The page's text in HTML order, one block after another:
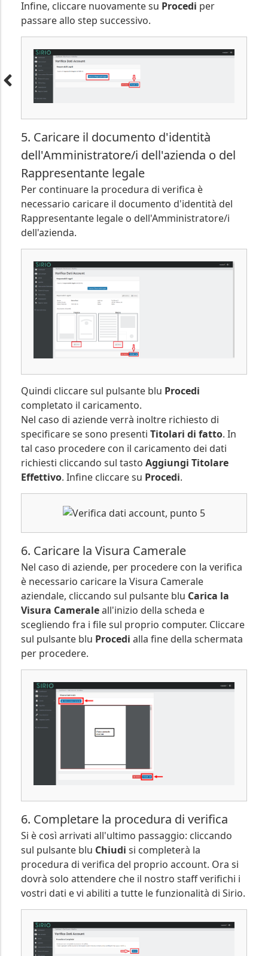
Infine, cliccare nuovamente su Procedi per
passare allo step successivo.
5. Caricare il documento d'identità
dell'Amministratore/i dell'azienda o del
Rappresentante legale
Per continuare la procedura di verifica è
necessario caricare il documento d'identità del
Rappresentante legale o dell'Amministratore/i
dell'azienda.
Quindi cliccare sul pulsante blu Procedi
completato il caricamento.
Nel caso di aziende verrà inoltre richiesto di
specificare se sono presenti Titolari di fatto. In
tal caso procedere con il caricamento dei dati
richiesti cliccando sul tasto Aggiungi Titolare
Effettivo. Infine cliccare su Procedi.
6. Caricare la Visura Camerale
Nel caso di aziende, per procedere con la verifica
è necessario caricare la Visura Camerale
aziendale, cliccando sul pulsante blu Carica la
Visura Cameraleall'inizio della scheda e
scegliendo fra i file sul proprio computer. Cliccare
sul pulsante blu Procedi alla fine della schermata
per procedere.
6. Completare la procedura di verifica
Si è così arrivati all'ultimo passaggio: cliccando
sul pulsante blu Chiudi si completerà la
procedura di verifica del proprio account. Ora si
dovrà solo attendere che il nostro staff verifichi i
vostri dati e vi abiliti a tutte le funzionalità di Sirio.